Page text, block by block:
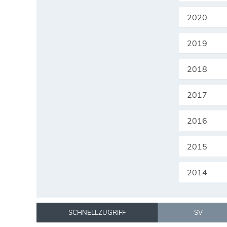
2020
2019
2018
2017
2016
2015
2014
SCHNELLZUGRIFF SV